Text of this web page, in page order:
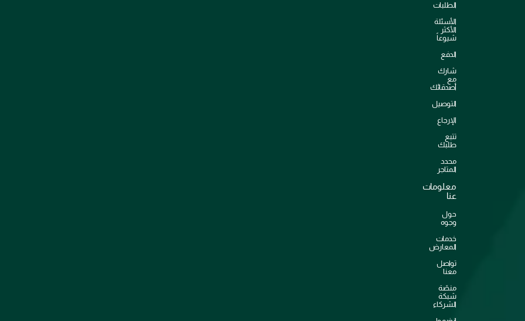
الطلبات
الأسئلة
الأكثر
شيوعاً
الدفع
شارك
مع
أصدقائك
التوصيل
الإرجاع
تتبع
طلبك
محدد
المتاجر
معلومات
عنا
حول
وجوه
خدمات
المعارض
تواصل
معنا
منصّة
شبكة
الشركاء